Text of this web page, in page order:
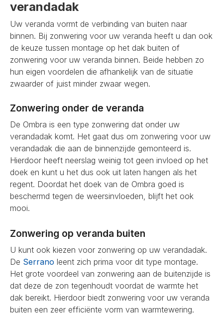
verandadak
Uw veranda vormt de verbinding van buiten naar
binnen. Bij zonwering voor uw veranda heeft u dan ook
de keuze tussen montage op het dak buiten of
zonwering voor uw veranda binnen. Beide hebben zo
hun eigen voordelen die afhankelijk van de situatie
zwaarder of juist minder zwaar wegen.
Zonwering onder de veranda
De Ombra is een type zonwering dat onder uw
verandadak komt. Het gaat dus om zonwering voor uw
verandadak die aan de binnenzijde gemonteerd is.
Hierdoor heeft neerslag weinig tot geen invloed op het
doek en kunt u het dus ook uit laten hangen als het
regent. Doordat het doek van de Ombra goed is
beschermd tegen de weersinvloeden, blijft het ook
mooi.
Zonwering op veranda buiten
U kunt ook kiezen voor zonwering op uw verandadak.
De Serrano leent zich prima voor dit type montage.
Het grote voordeel van zonwering aan de buitenzijde is
dat deze de zon tegenhoudt voordat de warmte het
dak bereikt. Hierdoor biedt zonwering voor uw veranda
buiten een zeer efficiënte vorm van warmtewering.